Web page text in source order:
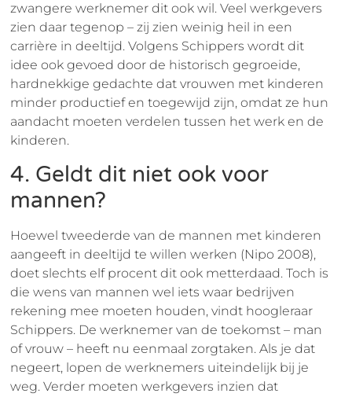
zwangere werknemer dit ook wil. Veel werkgevers
zien daar tegenop – zij zien weinig heil in een
carrière in deeltijd. Volgens Schippers wordt dit
idee ook gevoed door de historisch gegroeide,
hardnekkige gedachte dat vrouwen met kinderen
minder productief en toegewijd zijn, omdat ze hun
aandacht moeten verdelen tussen het werk en de
kinderen.
4. Geldt dit niet ook voor
mannen?
Hoewel tweederde van de mannen met kinderen
aangeeft in deeltijd te willen werken (Nipo 2008),
doet slechts elf procent dit ook metterdaad. Toch is
die wens van mannen wel iets waar bedrijven
rekening mee moeten houden, vindt hoogleraar
Schippers. De werknemer van de toekomst – man
of vrouw – heeft nu eenmaal zorgtaken. Als je dat
negeert, lopen de werknemers uiteindelijk bij je
weg. Verder moeten werkgevers inzien dat